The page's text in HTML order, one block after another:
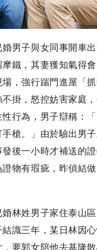
男子與女同事開車
摩鐵，其妻獲知氣得
，強行踹門進屋「抓
掛，怒控妨害家庭
性行為，男子辯稱：
槍。」由於驗出男
後一小時才補送的
證物有瑕疵，昨偵結
林姓男子家住泰山
結識三年，某日林因
要郭女陪他去基隆